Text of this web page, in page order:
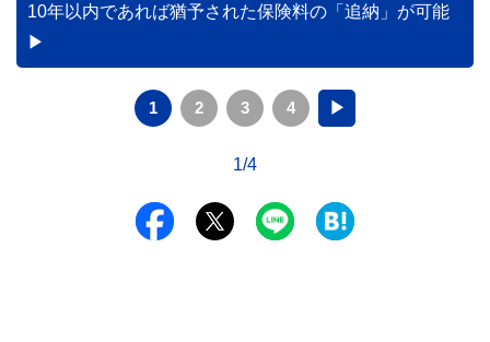
10年以内であれば猶予された保険料の「追納」が可能
1 2 3 4 ▶
1/4